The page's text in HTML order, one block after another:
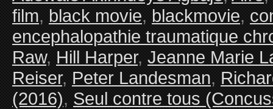
film,black movie,blackmovie,
encephalopathie traumatique
Raw,Hill Harper,Jeanne Marie
Reiser,Peter Landesman,
(2016),Seul contre tous